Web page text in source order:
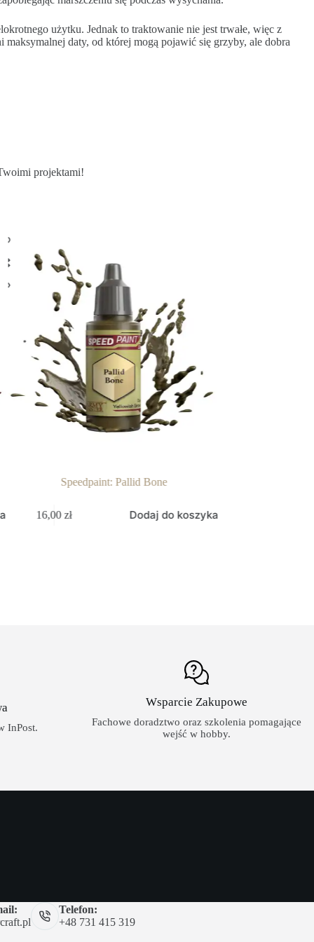
użytku. Jednak to traktowanie nie jest trwałe, więc z
daty, od której mogą pojawić się grzyby, ale dobra
projektami!
Speedpaint: Pallid Bone
16,00zł Dodaj do koszyka
InPost.
Wsparcie Zakupowe
Fachowe doradztwo oraz szkolenia pomagające
wejść w hobby.
Telefon:
+48 731 415 319